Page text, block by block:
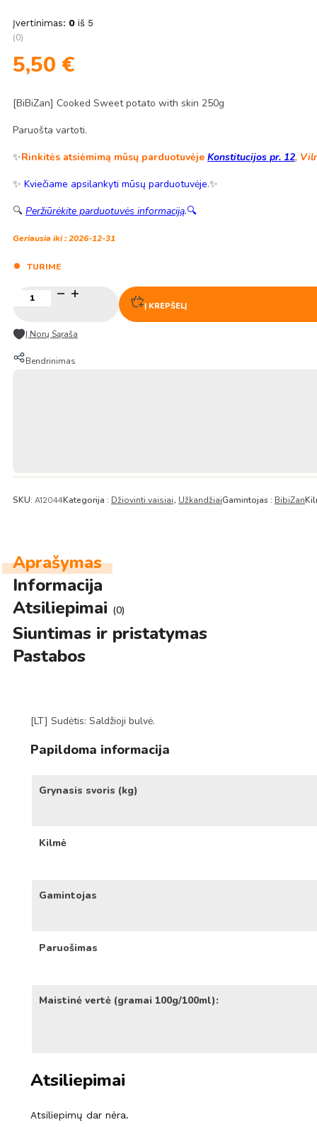
Įvertinimas: 0 iš 5
(0)
5,50 €
[BiBiZan] Cooked Sweet potato with skin 250g
Paruošta vartoti.
✨Rinkitės atsiėmimą mūsų parduotuvėje Konstitucijos pr. 12,
✨ Kviečiame apsilankyti mūsų parduotuvėje.✨
🔍 Peržiūrėkite parduotuvės informaciją.🔍
Geriausia iki : 2026-12-31
TURIME
kiekis:
saldžiosios
bulvės
su
Į KREPŠELĮ
Į Norų Sąraša
Bendrinimas
SKU: A12044Kategorija : Džiovinti vaisiai, UžkandžiaiGamintojas : BibiZan
Aprašymas
Informacija
Atsiliepimai (0)
Siuntimas ir pristatymas
Pastabos
[LT] Sudėtis: Saldžioji bulvė.
Papildoma informacija
Grynasis svoris (kg)
Kilmė
Gamintojas
Paruošimas
Maistinė vertė (gramai 100g/100ml):
Atsiliepimai
Atsiliepimų dar nėra.